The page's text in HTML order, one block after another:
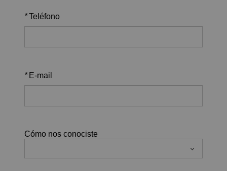
*Teléfono
* E-mail
Cómo nos conociste